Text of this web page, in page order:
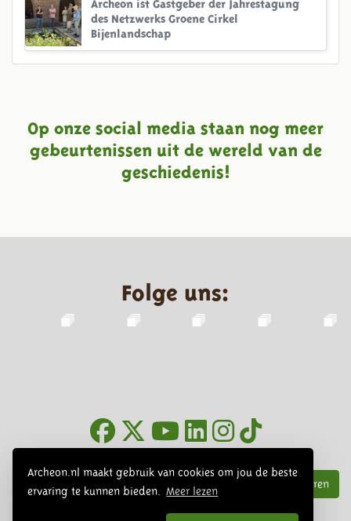
Archeon.nl maakt gebruik van cookies om jou de beste
ervaring te kunnen bieden.
Meer lezen
Archeon ist Gastgeber der Jahrestagung
des Netzwerks Groene Cirkel
Bijenlandschap
Op onze social media staan nog meer
gebeurtenissen uit de wereld van de
geschiedenis!
Folge uns:
Abonnieren